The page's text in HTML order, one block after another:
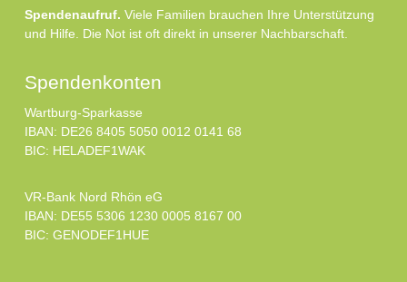
Spendenaufruf. Viele Familien brauchen Ihre Unterstützung
und Hilfe. Die Not ist oft direkt in unserer Nachbarschaft.
Spendenkonten
Wartburg-Sparkasse
IBAN: DE26 8405 5050 0012 0141 68
BIC: HELADEF1WAK
VR-Bank Nord Rhön eG
IBAN: DE55 5306 1230 0005 8167 00
BIC: GENODEF1HUE